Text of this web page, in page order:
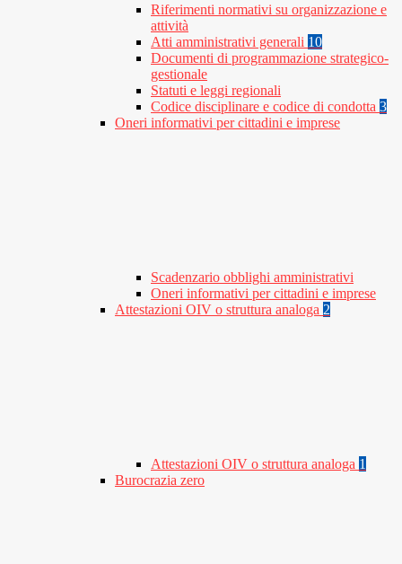
Riferimenti normativi su organizzazione e
attività
Atti amministrativi generali 10
Documenti di programmazione strategico-
gestionale
Statuti e leggi regionali
Codice disciplinare e codice di condotta 3
Oneri informativi per cittadini e imprese
Scadenzario obblighi amministrativi
Oneri informativi per cittadini e imprese
Attestazioni OIV o struttura analoga 2
Attestazioni OIV o struttura analoga 1
Burocrazia zero